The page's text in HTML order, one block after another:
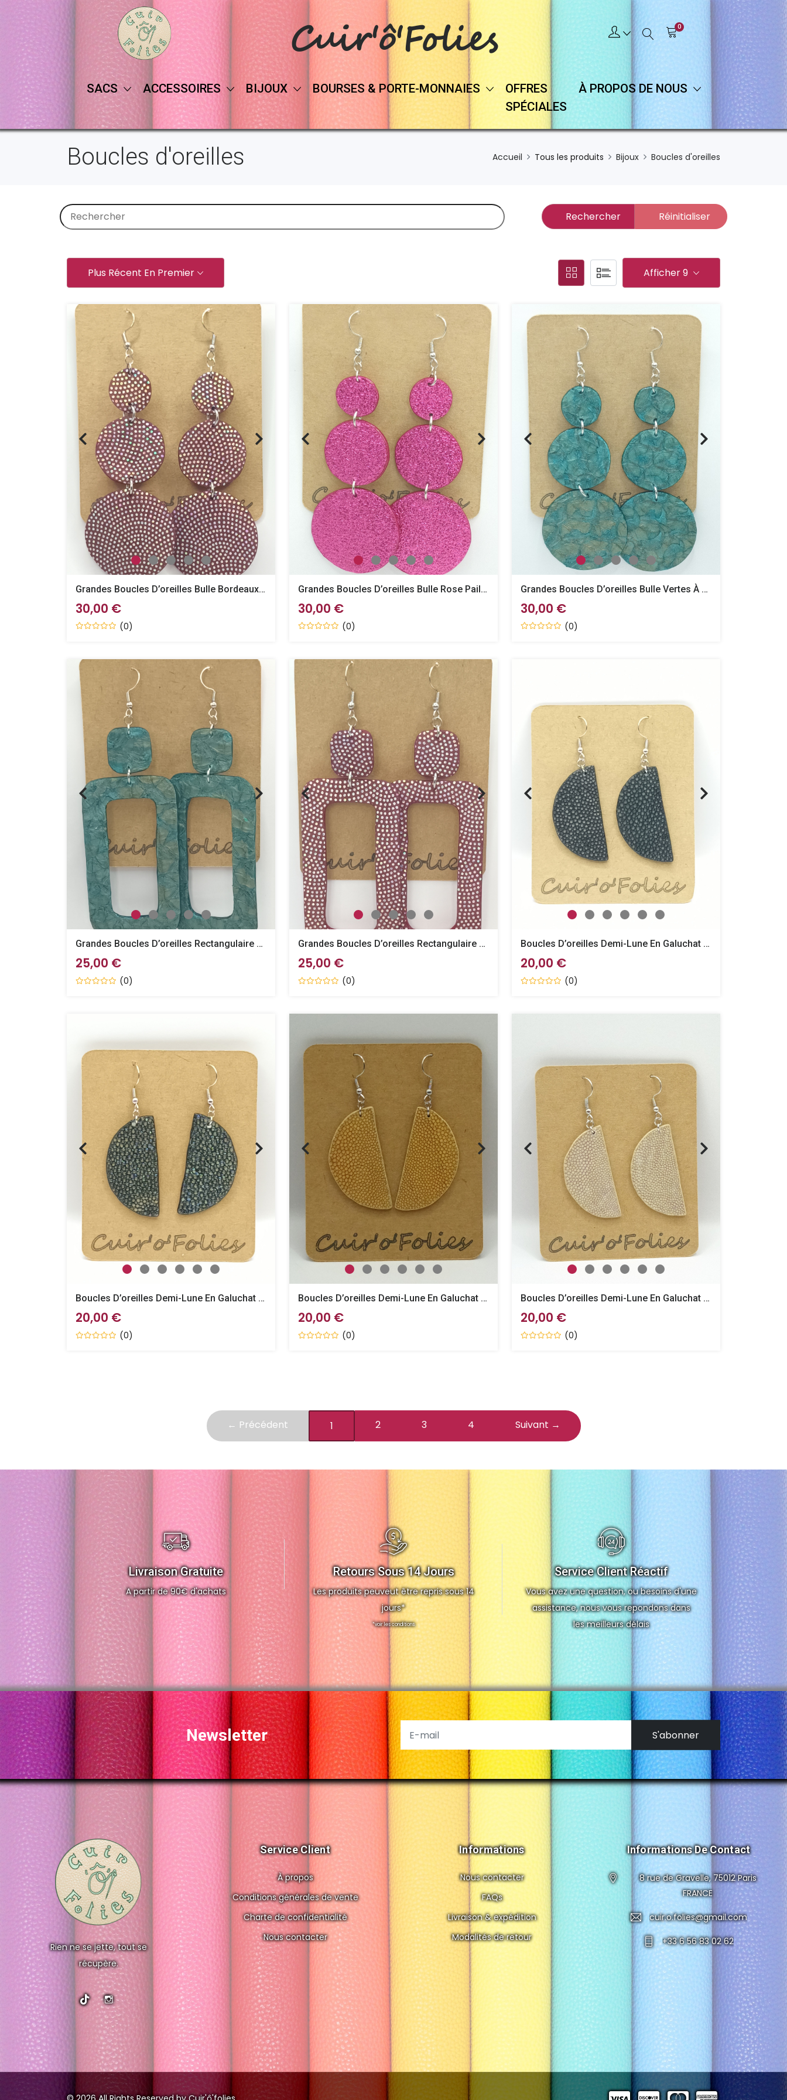
Cuir'ô'Folies 0
SACS ACCESSOIRES BIJOUX BOURSES & PORTE-MONNAIES
OFFRES
SPÉCIALES
À PROPOS DE NOUS
Boucles d'oreilles Accueil Tous les produits Bijoux Boucles d'oreilles
Rechercher Réinitialiser
Plus Récent En Premier Afficher 9
Grandes Boucles D’oreilles Bulle Bordeaux Pailletté
30,00 €
(0)
Grandes Boucles D’oreilles Bulle Rose Pailletté
30,00 €
(0)
Grandes Boucles D’oreilles Bulle Vertes À Reflets Doré En Perche
30,00 €
(0)
Grandes Boucles D’oreilles Rectangulaire Verte À Reflets Or En Perche
25,00 €
(0)
Grandes Boucles D’oreilles Rectangulaire Bordeaux Pailleté
25,00 €
(0)
Boucles D’oreilles Demi-Lune En Galuchat Noire
20,00 €
(0)
Boucles D’oreilles Demi-Lune En Galuchat Caviar
20,00 €
(0)
Boucles D’oreilles Demi-Lune En Galuchat Café Au Lait
20,00 €
(0)
Boucles D’oreilles Demi-Lune En Galuchat Grège
20,00 €
(0)
← Précédent 1 2 3 4 Suivant →
Livraison Gratuite
A partir de 90€ d'achats
Retours Sous 14 Jours
Les produits peuveut être repris sous 14
jours*
*voir les conditions
Service Client Réactif
Vous avez une question, ou besoins d'une
assistance, nous vous repondons dans
les meilleurs délais
Newsletter S'abonner
Rien ne se jette, tout se
récupère.
Service Client
À propos
Conditions générales de vente
Charte de confidentialité
Nous contacter
Informations
Nous contacter
FAQs
Livraison & expédition
Modalités de retour
Informations De Contact
8 rue de Gravelle, 75012 Paris
FRANCE
cuir.o.folies@gmail.com
+33 6 56 83 02 62